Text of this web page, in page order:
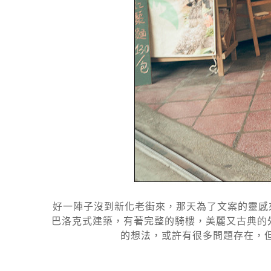
好一陣子沒到新化老街來，那天為了文案的靈
巴洛克式建築，有著完整的騎樓，美麗又古典
的想法，或許有很多問題存在，